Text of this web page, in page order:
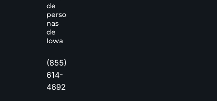
de
perso
nas
de
Iowa
(855)
614-
4692